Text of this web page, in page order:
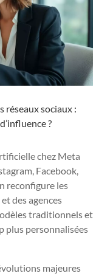
réseaux sociaux :
?
chez Meta
Facebook,
reconfigure les
des agences
traditionnels et
plus personnalisées
majeures